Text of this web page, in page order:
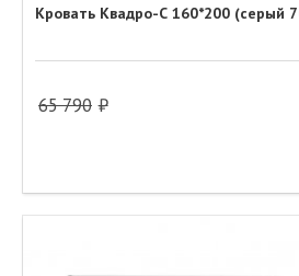
Кровать Квадро-С 160*200 (серый
65 790